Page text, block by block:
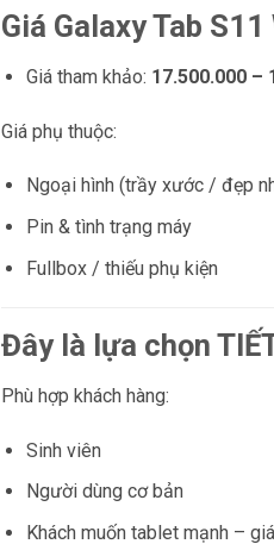
Giá Galaxy Tab
Giá tham khảo: 17.500.000 –
Giá phụ thuộc:
Ngoại hình (trầy xước / đẹp
Pin & tình trạng máy
Fullbox / thiếu phụ kiện
Đây là lựa chọn
Phù hợp khách hàng:
Sinh viên
Người dùng cơ bản
Khách muốn tablet mạnh –